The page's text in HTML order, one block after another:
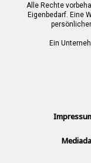
Alle Rechte
Eigenbedarf. Eine
Ein